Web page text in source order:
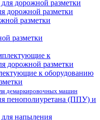
дорожной разметки
разметки
к оборудованию
демаркировочных машин
пенополиуретана (ППУ) и